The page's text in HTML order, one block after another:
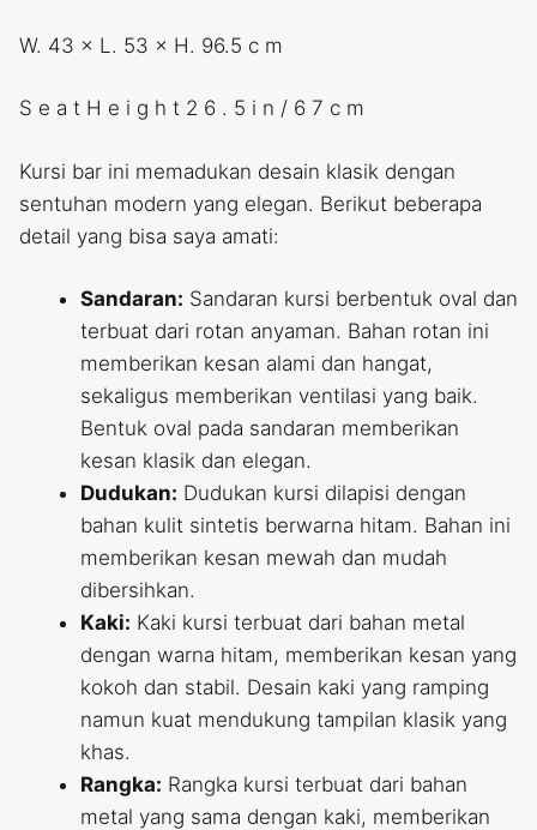
W. 43 × L. 53 × H. 96.5 c m
S e a t H e i g h t 2 6 . 5 i n / 6 7 c m
Kursi bar ini memadukan desain klasik dengan
sentuhan modern yang elegan. Berikut beberapa
detail yang bisa saya amati:
Sandaran: Sandaran kursi berbentuk oval dan
terbuat dari rotan anyaman. Bahan rotan ini
memberikan kesan alami dan hangat,
sekaligus memberikan ventilasi yang baik.
Bentuk oval pada sandaran memberikan
kesan klasik dan elegan.
Dudukan: Dudukan kursi dilapisi dengan
bahan kulit sintetis berwarna hitam. Bahan ini
memberikan kesan mewah dan mudah
dibersihkan.
Kaki: Kaki kursi terbuat dari bahan metal
dengan warna hitam, memberikan kesan yang
kokoh dan stabil. Desain kaki yang ramping
namun kuat mendukung tampilan klasik yang
khas.
Rangka: Rangka kursi terbuat dari bahan
metal yang sama dengan kaki, memberikan